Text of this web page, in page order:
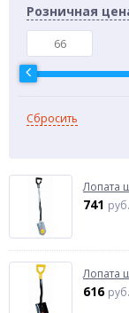
Розничная
Сбросить
Лопата
741 руб.
Лопата
616 руб.